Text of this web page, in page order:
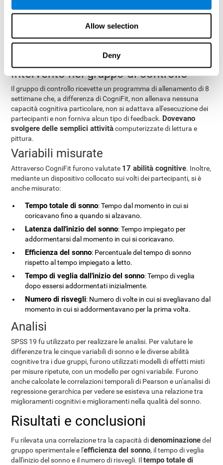
Allow selection
Deny
problemi di vista o di udito, rilevanti patologie mediche o
sostanze, disturbi psichiatrici, apnea del sonno, sindrome del
movimento ripetuto delle gambe e quelli che usavano farmaci che
Intervento nel gruppo di controllo
Il gruppo di controllo ricevette un programma di allenamento di 8
settimane che, a differenza di CogniFit, non allenava nessuna
capacità cognitiva particolare, non si adattava all'esecuzione dei
partecipanti e non forniva alcun tipo di feedback. Dovevano
svolgere delle semplici attivitàcomputerizzate di lettura e
pittura.
Variabili misurate
Attraverso CogniFit furono valutate 17 abilità cognitive. Inoltre,
mediante un dispositivo collocato sui volti dei partecipanti, si è
anche misurato:
Tempo totale di sonno: Tempo dal momento in cui si
coricavano fino a quando si alzavano.
Latenza dall'inizio del sonno: Tempo impiegato per
addormentarsi dal momento in cui si coricavano.
Efficienza del sonno: Percentuale del tempo di sonno
rispetto al tempo impiegato a letto.
Tempo di veglia dall'inizio del sonno: Tempo di veglia
dopo essersi addormentati inizialmente.
Numero di risvegli: Numero di volte in cui si svegliavano dal
momento in cui si addormentavano per la prima volta.
Analisi
SPSS 19 fu utilizzato per realizzare le analisi. Per valutare le
differenze tra le cinque variabili di sonno e le diverse abilità
cognitive tra i due gruppi, furono utilizzati modelli di effetti misti
per misure ripetute, con un modello per ogni variabile. Furono
anche calcolate le correlazioni temporali di Pearson e un'analisi di
regressione gerarchica per vedere se esisteva una relazione tra
miglioramenti cognitivi e miglioramenti nella qualità del sonno.
Risultati e conclusioni
Fu rilevata una correlazione tra la capacità didenominazionedel
gruppo sperimentale e l'efficienza del sonno, il tempo di veglia
dall'inizio del sonno e il numero di risvegli. Iltempo totale di